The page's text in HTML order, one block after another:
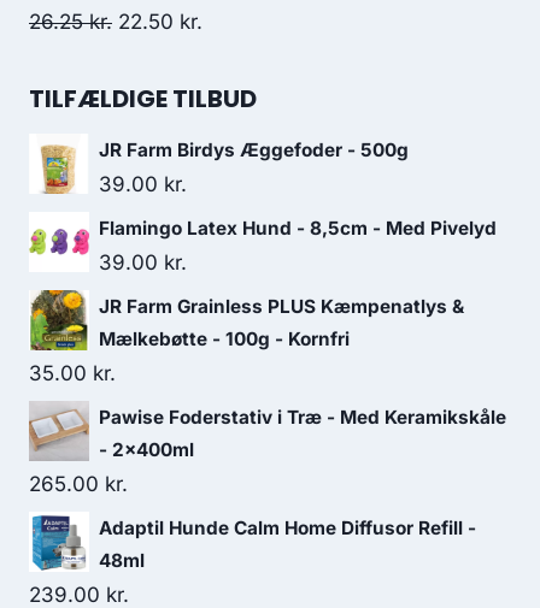
var:
26.25kr. Den
pris
26.25 kr..
22.50 kr.
pris
22.50 kr..
TILFÆLDIGE TILBUD
JR Farm Birdys Æggefoder - 500g
39.00 kr.
Flamingo Latex Hund - 8,5cm - Med Pivelyd
39.00 kr.
JR Farm Grainless PLUS Kæmpenatlys &
Mælkebøtte - 100g - Kornfri
35.00 kr.
Pawise Foderstativ i Træ - Med Keramikskåle
- 2x400ml
265.00 kr.
Adaptil Hunde Calm Home Diffusor Refill -
48ml
239.00 kr.